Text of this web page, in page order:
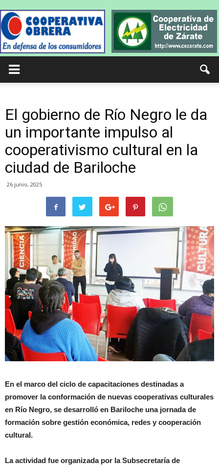
El gobierno de Río Negro le da
un importante impulso al
cooperativismo cultural en la
ciudad de Bariloche
26 junio, 2025
En el marco del ciclo de capacitaciones destinadas a
promover la conformación de nuevas cooperativas culturales
en Río Negro, se desarrolló en Bariloche una jornada de
formación sobre gestión económica, redes y cooperación
cultural.
La actividad fue organizada por la Subsecretaría de